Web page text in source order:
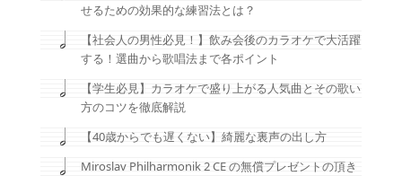
せるための効果的な練習法とは？
【社会人の男性必見！】飲み会後のカラオケで大活躍
する！選曲から歌唱法まで各ポイント
【学生必見】カラオケで盛り上がる人気曲とその歌い
方のコツを徹底解説
【40歳からでも遅くない】綺麗な裏声の出し方
Miroslav Philharmonik 2 CE の無償プレゼントの頂き